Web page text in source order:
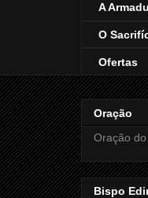
A
O
Ofertas
Oração
Oração
Bispo